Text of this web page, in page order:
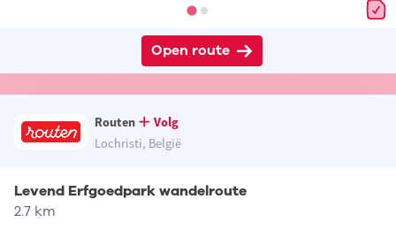
Open route
Routen
Volg
Lochristi, België
Levend Erfgoedpark wandelroute
2.7 km